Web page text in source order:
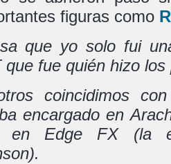
figuras como
que yo solo fui
que fue quién hizo los
coincidimos
encargado en
en Edge FX (la